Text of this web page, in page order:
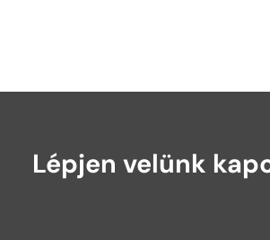
Lépjen velünk